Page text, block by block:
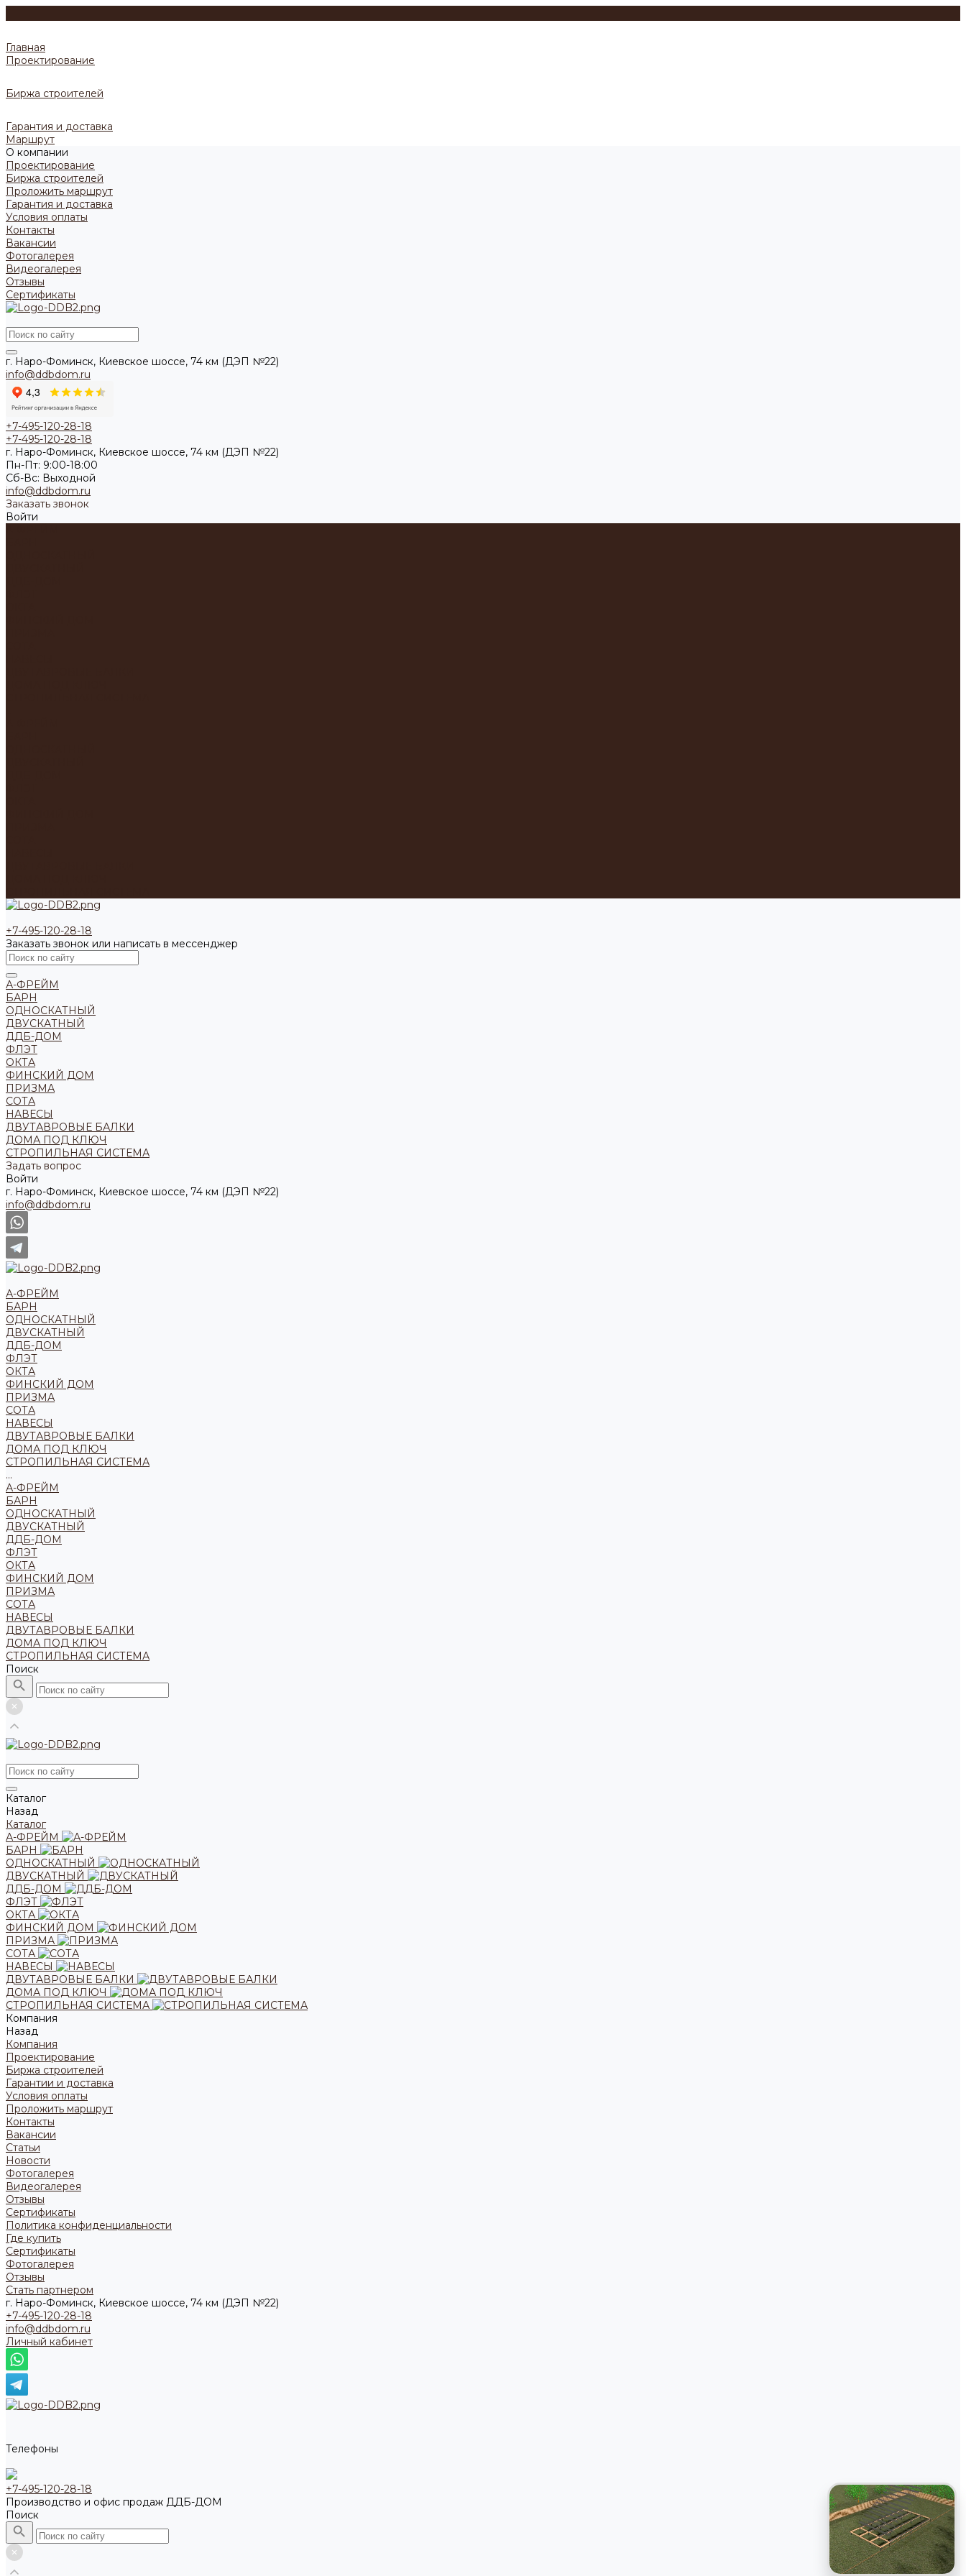
Главная
Проектирование
Биржа строителей
Гарантия и доставка
Маршрут
О компании
Проектирование
Биржа строителей
Проложить маршрут
Гарантия и доставка
Условия оплаты
Контакты
Вакансии
Фотогалерея
Видеогалерея
Отзывы
Сертификаты
г. Наро-Фоминск, Киевское шоссе, 74 км (ДЭП №22)
info@ddbdom.ru
+7-495-120-28-18
+7-495-120-28-18
г. Наро-Фоминск, Киевское шоссе, 74 км (ДЭП №22)
Пн-Пт: 9:00-18:00
Cб-Вс: Выходной
info@ddbdom.ru
Заказать звонок
Войти
+7-495-120-28-18
Заказать звонок или написать в мессенджер
А-ФРЕЙМ
БАРН
ОДНОСКАТНЫЙ
ДВУСКАТНЫЙ
ДДБ-ДОМ
ФЛЭТ
ОКТА
ФИНСКИЙ ДОМ
ПРИЗМА
СОТА
НАВЕСЫ
ДВУТАВРОВЫЕ БАЛКИ
ДОМА ПОД КЛЮЧ
СТРОПИЛЬНАЯ СИСТЕМА
Задать вопрос
Войти
г. Наро-Фоминск, Киевское шоссе, 74 км (ДЭП №22)
info@ddbdom.ru
А-ФРЕЙМ
БАРН
ОДНОСКАТНЫЙ
ДВУСКАТНЫЙ
ДДБ-ДОМ
ФЛЭТ
ОКТА
ФИНСКИЙ ДОМ
ПРИЗМА
СОТА
НАВЕСЫ
ДВУТАВРОВЫЕ БАЛКИ
ДОМА ПОД КЛЮЧ
СТРОПИЛЬНАЯ СИСТЕМА
...
А-ФРЕЙМ
БАРН
ОДНОСКАТНЫЙ
ДВУСКАТНЫЙ
ДДБ-ДОМ
ФЛЭТ
ОКТА
ФИНСКИЙ ДОМ
ПРИЗМА
СОТА
НАВЕСЫ
ДВУТАВРОВЫЕ БАЛКИ
ДОМА ПОД КЛЮЧ
СТРОПИЛЬНАЯ СИСТЕМА
Поиск
Каталог
Назад
Каталог
А-ФРЕЙМ
БАРН
ОДНОСКАТНЫЙ
ДВУСКАТНЫЙ
ДДБ-ДОМ
ФЛЭТ
ОКТА
ФИНСКИЙ ДОМ
ПРИЗМА
СОТА
НАВЕСЫ
ДВУТАВРОВЫЕ БАЛКИ
ДОМА ПОД КЛЮЧ
СТРОПИЛЬНАЯ СИСТЕМА
Компания
Назад
Компания
Проектирование
Биржа строителей
Гарантии и доставка
Условия оплаты
Проложить маршрут
Контакты
Вакансии
Статьи
Новости
Фотогалерея
Видеогалерея
Отзывы
Сертификаты
Политика конфиденциальности
Где купить
Сертификаты
Фотогалерея
Отзывы
Стать партнером
г. Наро-Фоминск, Киевское шоссе, 74 км (ДЭП №22)
+7-495-120-28-18
info@ddbdom.ru
Личный кабинет
Телефоны
+7-495-120-28-18
Производство и офис продаж ДДБ-ДОМ
Поиск